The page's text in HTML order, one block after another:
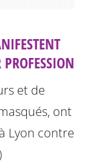
et de
ont
Lyon contre